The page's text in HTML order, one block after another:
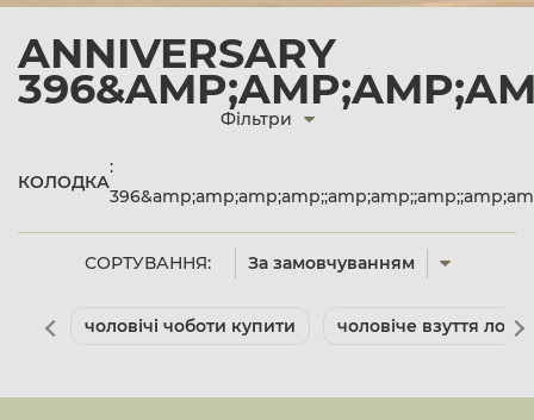
ANNIVERSARY
СОРТУВАННЯ: За замовчуванням
Фільтри
КОЛОДКА
:
чоловічі чоботи купити чоловіче взуття